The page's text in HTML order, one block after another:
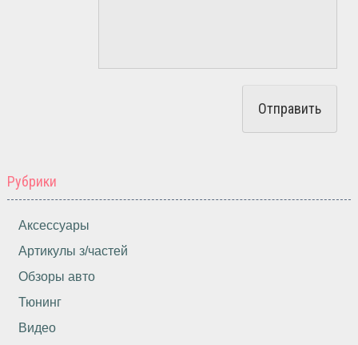
Рубрики
Аксессуары
Артикулы з/частей
Обзоры авто
Тюнинг
Видео